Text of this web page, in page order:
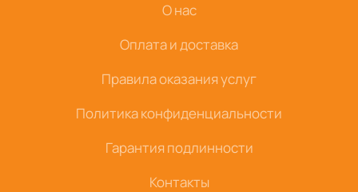
О нас
Оплата и доставка
Правила оказания услуг
Политика конфиденциальности
Гарантия подлинности
Контакты